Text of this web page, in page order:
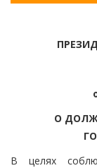
О
В целях